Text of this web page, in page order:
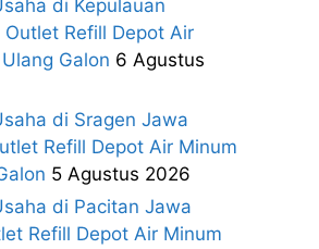
di Kepulauan
Refill Depot Air
Galon 6 Agustus
di Sragen Jawa
Refill Depot Air Minum
5 Agustus 2026
di Pacitan Jawa
Refill Depot Air Minum